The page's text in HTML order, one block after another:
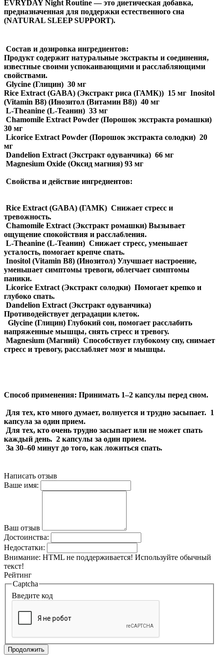
EVRYDAY Night Routine — это диетическая добавка,
предназначенная для поддержки естественного сна
(NATURAL SLEEP SUPPORT).
Состав и дозировка ингредиентов:
Продукт содержит натуральные экстракты и соединения,
известные своими успокаивающими и расслабляющими
свойствами.
Glycine (Глицин) 30 мг
Rice Extract (GABA) (Экстракт риса (ГАМК)) 15 мг Inositol
(Vitamin B8) (Инозитол (Витамин B8)) 40 мг
L-Theanine (L-Теанин) 33 мг
Chamomile Extract Powder (Порошок экстракта ромашки)
30 мг
Licorice Extract Powder (Порошок экстракта солодки) 20
мг
Dandelion Extract (Экстракт одуванчика) 66 мг
Magnesium Oxide (Оксид магния) 93 мг
Свойства и действие ингредиентов:
Rice Extract (GABA) (ГАМК) Снижает стресс и
тревожность.
Chamomile Extract (Экстракт ромашки) Вызывает
ощущение спокойствия и расслабления.
L-Theanine (L-Теанин) Снижает стресс, уменьшает
усталость, помогает крепче спать.
Inositol (Vitamin B8) (Инозитол) Улучшает настроение,
уменьшает симптомы тревоги, облегчает симптомы
паники.
Licorice Extract (Экстракт солодки) Помогает крепко и
глубоко спать.
Dandelion Extract (Экстракт одуванчика)
Противодействует деградации клеток.
Glycine (Глицин) Глубокий сон, помогает расслабить
напряженные мышцы, снять стресс и тревогу.
Magnesium (Магний) Способствует глубокому сну, снимает
стресс и тревогу, расслабляет мозг и мышцы.
Способ применения: Принимать 1–2 капсулы перед сном.
Для тех, кто много думает, волнуется и трудно засыпает. 1
капсула за один прием.
Для тех, кто очень трудно засыпает или не может спать
каждый день. 2 капсулы за один прием.
За 30–60 минут до того, как ложиться спать.
Написать отзыв
Ваше имя:
Ваш отзыв
Достоинства:
Недостатки:
Внимание: HTML не поддерживается! Используйте обычный
текст!
Рейтинг
Captcha
Введите код
Продолжить